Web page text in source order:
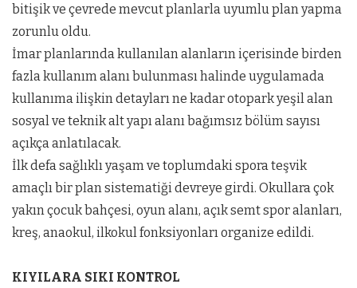
bitişik ve çevrede mevcut planlarla uyumlu plan yapma
zorunlu oldu.
İmar planlarında kullanılan alanların içerisinde birden
fazla kullanım alanı bulunması halinde uygulamada
kullanıma ilişkin detayları ne kadar otopark yeşil alan
sosyal ve teknik alt yapı alanı bağımsız bölüm sayısı
açıkça anlatılacak.
İlk defa sağlıklı yaşam ve toplumdaki spora teşvik
amaçlı bir plan sistematiği devreye girdi. Okullara çok
yakın çocuk bahçesi, oyun alanı, açık semt spor alanları,
kreş, anaokul, ilkokul fonksiyonları organize edildi.
KIYILARA SIKI KONTROL